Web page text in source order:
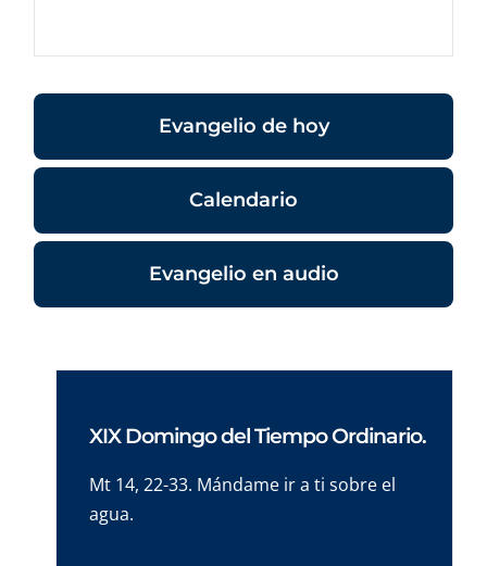
Evangelio de hoy
Calendario
Evangelio en audio
XIX Domingo del Tiempo Ordinario.
Mt 14, 22-33. Mándame ir a ti sobre el
agua.